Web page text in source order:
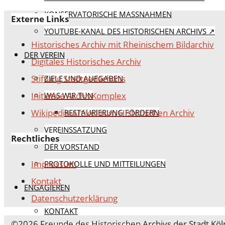
KONSERVATORISCHE MASSNAHMEN
YOUTUBE-KANAL DES HISTORISCHEN ARCHIVS ↗
DER VEREIN
ZIELE UND AUFGABEN
WAS WIR TUN
RESTAURIERUNG FÖRDERN
VEREINSSATZUNG
DER VORSTAND
PROTOKOLLE UND MITTEILUNGEN
ENGAGIEREN
KONTAKT
Externe Links
Historisches Archiv mit Rheinischem Bildarchiv
Digitales Historisches Archiv
Stiftung Stadtgedächtnis
Initiative ArchivKomplex
Wikipedia-Artikel zum Historischen Archiv
Rechtliches
Impressum
Kontakt
Datenschutz­erklärung